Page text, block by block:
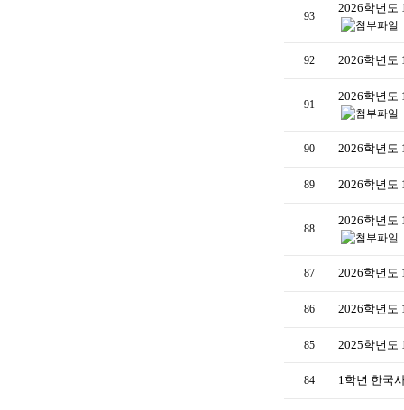
93
2026학년도
92 2026학년도
91
2026학년도
90 2026학년도
89 2026학년도
88
2026학년도
87 2026학년도
86 2026학년도
85 2025학년도
84 1학년 한국